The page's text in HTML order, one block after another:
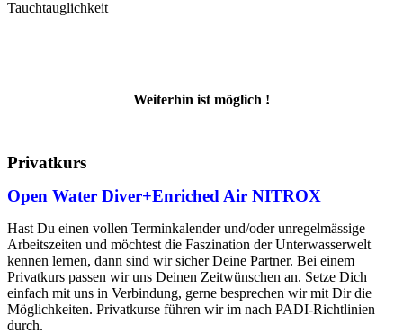
Tauchtauglichkeit
Weiterhin ist möglich !
Privatkurs
Open Water Diver+Enriched Air NITROX
Hast Du einen vollen Terminkalender und/oder unregelmässige
Arbeitszeiten und möchtest die Faszination der Unterwasserwelt
kennen lernen, dann sind wir sicher Deine Partner. Bei einem
Privatkurs passen wir uns Deinen Zeitwünschen an. Setze Dich
einfach mit uns in Verbindung, gerne besprechen wir mit Dir die
Möglichkeiten. Privatkurse führen wir im nach PADI-Richtlinien
durch.